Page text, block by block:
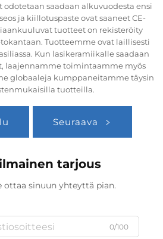
odotetaan saadaan alkuvuodesta ensi
ja kiillotuspaste ovat saaneet CE-
tuotteet on rekisteröity
Tuotteemme ovat laillisesti
Kun lasikeramiikalle saadaan
laajennamme toimintaamme myös
globaaleja kumppaneitamme täysin
tuotteilla.
Seuraava
tarjous
ottaa sinuun yhteyttä pian.
0/100